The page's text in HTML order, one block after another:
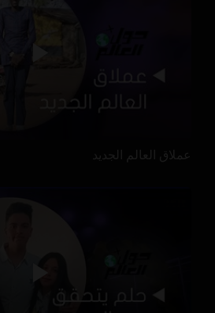
عملاق العالم الجديد